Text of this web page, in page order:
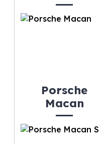
Porsche
Macan